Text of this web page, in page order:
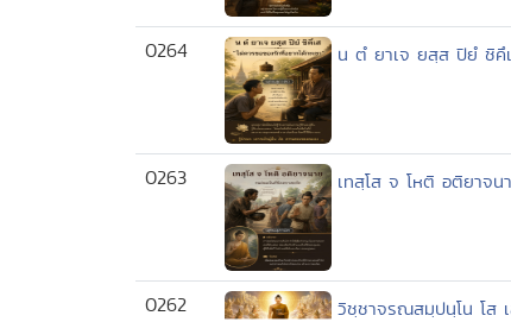
0264 น ตํ ยาเจ ยสฺส ปิยํ ชิคึเ
0263 เทสฺโส จ โหติ อติยาจน
0262 วิชฺชาจรณสมฺปนฺโน โส